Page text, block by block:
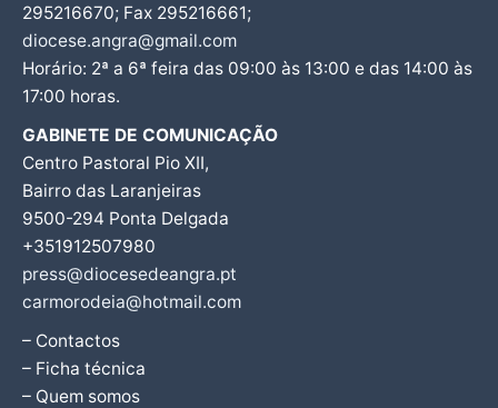
295216670; Fax 295216661;
diocese.angra@gmail.com
Horário: 2ª a 6ª feira das 09:00 às 13:00 e das 14:00 às
17:00 horas.
GABINETE DE COMUNICAÇÃO
Centro Pastoral Pio XII,
Bairro das Laranjeiras
9500-294 Ponta Delgada
+351912507980
press@diocesedeangra.pt
carmorodeia@hotmail.com
– Contactos
– Ficha técnica
– Quem somos